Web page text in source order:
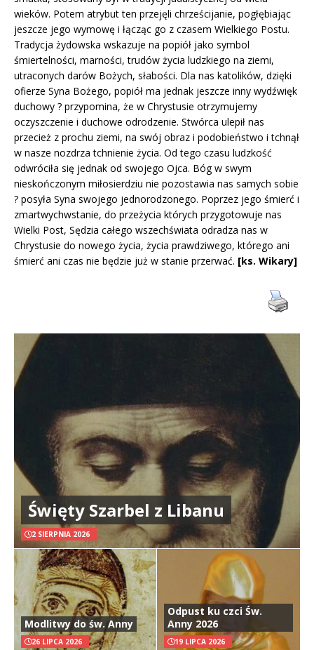
wieków. Potem atrybut ten przejęli chrześcijanie, pogłębiając
jeszcze jego wymowę i łącząc go z czasem Wielkiego Postu.
Tradycja żydowska wskazuje na popiół jako symbol
śmiertelności, marności, trudów życia ludzkiego na ziemi,
utraconych darów Bożych, słabości. Dla nas katolików, dzięki
ofierze Syna Bożego, popiół ma jednak jeszcze inny wydźwięk
duchowy ? przypomina, że w Chrystusie otrzymujemy
oczyszczenie i duchowe odrodzenie. Stwórca ulepił nas
przecież z prochu ziemi, na swój obraz i podobieństwo i tchnął
w nasze nozdrza tchnienie życia. Od tego czasu ludzkość
odwróciła się jednak od swojego Ojca. Bóg w swym
nieskończonym miłosierdziu nie pozostawia nas samych sobie
? posyła Syna swojego jednorodzonego. Poprzez jego śmierć i
zmartwychwstanie, do przeżycia których przygotowuje nas
Wielki Post, Sędzia całego wszechświata odradza nas w
Chrystusie do nowego życia, życia prawdziwego, którego ani
śmierć ani czas nie będzie już w stanie przerwać. [ks. Wikary]
Święty Szarbel z Libanu
2 SIERPNIA 2026
Modlitwy do św. Anny
26 LIPCA 2026
Odpust ku czci Św.
Anny 2026
19 LIPCA 2026